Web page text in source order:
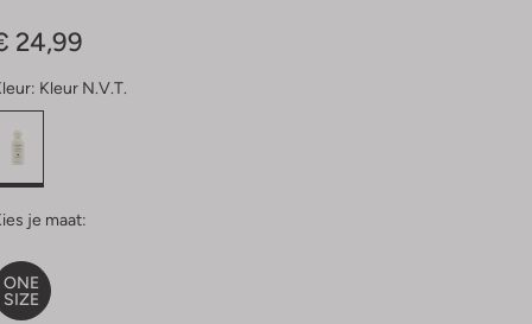
24,99
Kleur N.v.t.
je maat:
ONE
SIZE